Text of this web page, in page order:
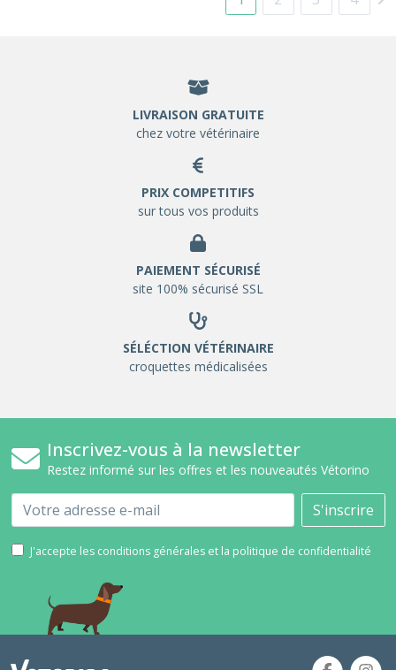
LIVRAISON GRATUITE
chez votre vétérinaire
PRIX COMPETITIFS
sur tous vos produits
PAIEMENT SÉCURISÉ
site 100% sécurisé SSL
SÉLÉCTION VÉTÉRINAIRE
croquettes médicalisées
Inscrivez-vous à la newsletter
Restez informé sur les offres et les nouveautés Vétorino
Email S'inscrire
J'accepte les conditions générales et la politique de confidentialité